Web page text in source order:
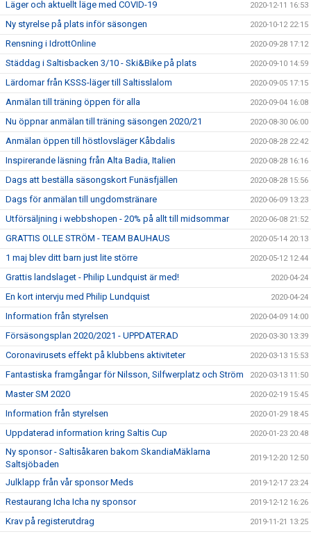
Läger och aktuellt läge med COVID-19 2020-12-11 16:53
Ny styrelse på plats inför säsongen 2020-10-12 22:15
Rensning i IdrottOnline 2020-09-28 17:12
Städdag i Saltisbacken 3/10 - Ski&Bike på plats 2020-09-10 14:59
Lärdomar från KSSS-läger till Saltisslalom 2020-09-05 17:15
Anmälan till träning öppen för alla 2020-09-04 16:08
Nu öppnar anmälan till träning säsongen 2020/21 2020-08-30 06:00
Anmälan öppen till höstlovsläger Kåbdalis 2020-08-28 22:42
Inspirerande läsning från Alta Badia, Italien 2020-08-28 16:16
Dags att beställa säsongskort Funäsfjällen 2020-08-28 15:56
Dags för anmälan till ungdomstränare 2020-06-09 13:23
Utförsäljning i webbshopen - 20% på allt till midsommar 2020-06-08 21:52
GRATTIS OLLE STRÖM - TEAM BAUHAUS 2020-05-14 20:13
1 maj blev ditt barn just lite större 2020-05-12 12:44
Grattis landslaget - Philip Lundquist är med! 2020-04-24
En kort intervju med Philip Lundquist 2020-04-24
Information från styrelsen 2020-04-09 14:00
Försäsongsplan 2020/2021 - UPPDATERAD 2020-03-30 13:39
Coronavirusets effekt på klubbens aktiviteter 2020-03-13 15:53
Fantastiska framgångar för Nilsson, Silfwerplatz och Ström 2020-03-13 11:50
Master SM 2020 2020-02-19 15:45
Information från styrelsen 2020-01-29 18:45
Uppdaterad information kring Saltis Cup 2020-01-23 20:48
Ny sponsor - Saltisåkaren bakom SkandiaMäklarna
Saltsjöbaden
2019-12-20 12:50
Julklapp från vår sponsor Meds 2019-12-17 23:24
Restaurang Icha Icha ny sponsor 2019-12-12 16:26
Krav på registerutdrag 2019-11-21 13:25